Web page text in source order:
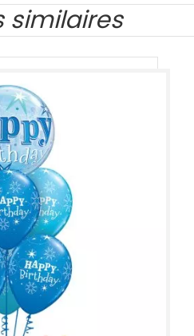
similaires